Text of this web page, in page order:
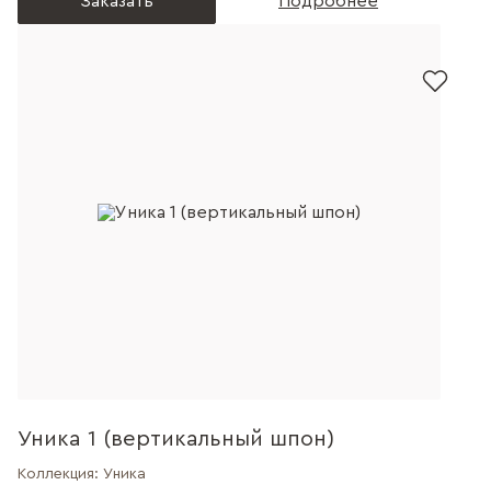
Уника 1 (вертикальный шпон)
Коллекция: Уника